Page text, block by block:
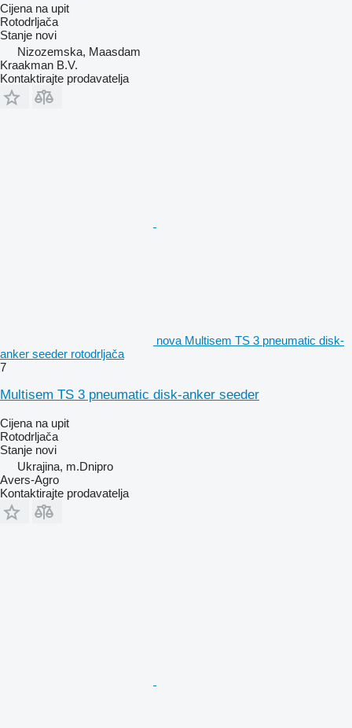
Cijena na upit
Rotodrljača
Stanje novi
Nizozemska, Maasdam
Kraakman B.V.
Kontaktirajte prodavatelja
nova Multisem TS 3 pneumatic disk-
anker seeder rotodrljača
7
Multisem TS 3 pneumatic disk-anker seeder
Cijena na upit
Rotodrljača
Stanje novi
Ukrajina, m.Dnipro
Avers-Agro
Kontaktirajte prodavatelja